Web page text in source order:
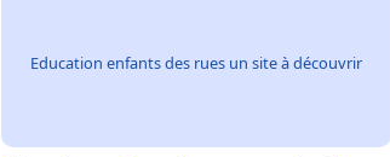
Education enfants des rues un site à découvrir